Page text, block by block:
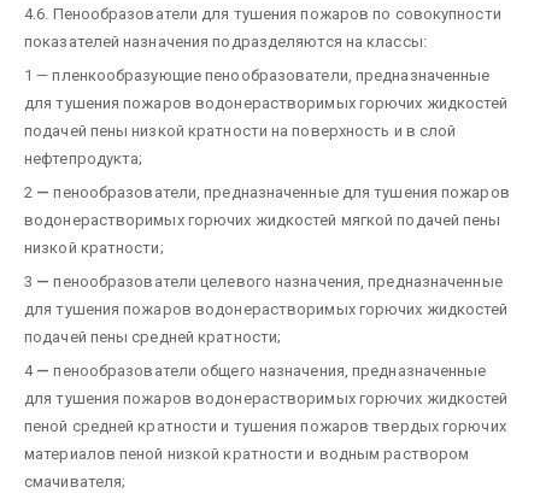
4.6. Пенообразователи для тушения пожаров по совокупности
показателей назначения подразделяются на классы:
1 — пленкообразующие пенообразователи, предназначенные
для тушения пожаров водонерастворимых горючих жидкостей
подачей пены низкой кратности на поверхность и в слой
нефтепродукта;
2 — пенообразователи, предназначенные для тушения пожаров
водонерастворимых горючих жидкостей мягкой подачей пены
низкой кратности;
3 — пенообразователи целевого назначения, предназначенные
для тушения пожаров водонерастворимых горючих жидкостей
подачей пены средней кратности;
4 — пенообразователи общего назначения, предназначенные
для тушения пожаров водонерастворимых горючих жидкостей
пеной средней кратности и тушения пожаров твердых горючих
материалов пеной низкой кратности и водным раствором
смачивателя;